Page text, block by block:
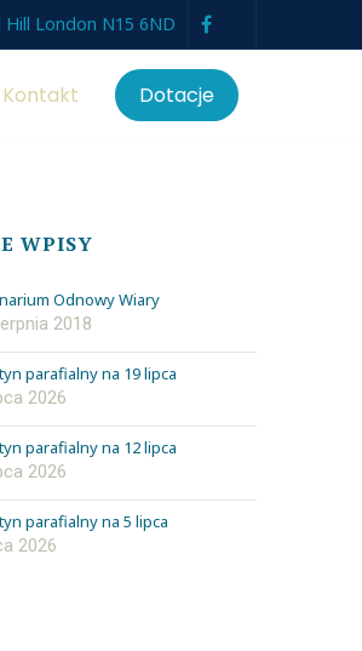
London N15 6ND
Kontakt Dotacje
WPISY
Odnowy Wiary
2018
parafialny na 19 lipca
2026
parafialny na 12 lipca
2026
parafialny na 5 lipca
2026